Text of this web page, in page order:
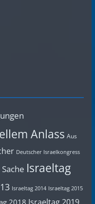
Anlass Aus
Deutscher Israelkongress
Israeltag
Israeltag 2014 Israeltag 2015
2018